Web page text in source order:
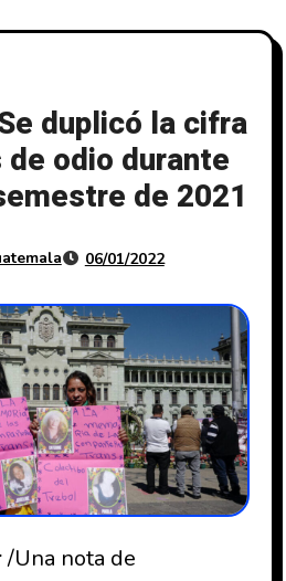
duplicó la cifra
odio durante
de 2021
06/01/2022
/Una nota de